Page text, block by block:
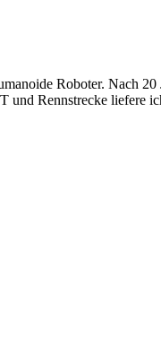
Roboter. Nach 20
Rennstrecke liefere